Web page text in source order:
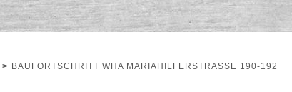
> BAUFORTSCHRITT WHA MARIAHILFERSTRASSE 190-192